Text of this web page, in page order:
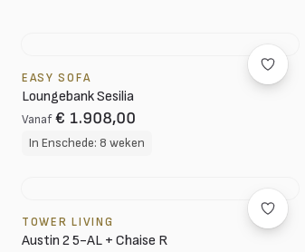
EASY SOFA
Loungebank Sesilia
Vanaf € 1.908,00
In Enschede: 8 weken
TOWER LIVING
Austin 2 5-AL + Chaise R